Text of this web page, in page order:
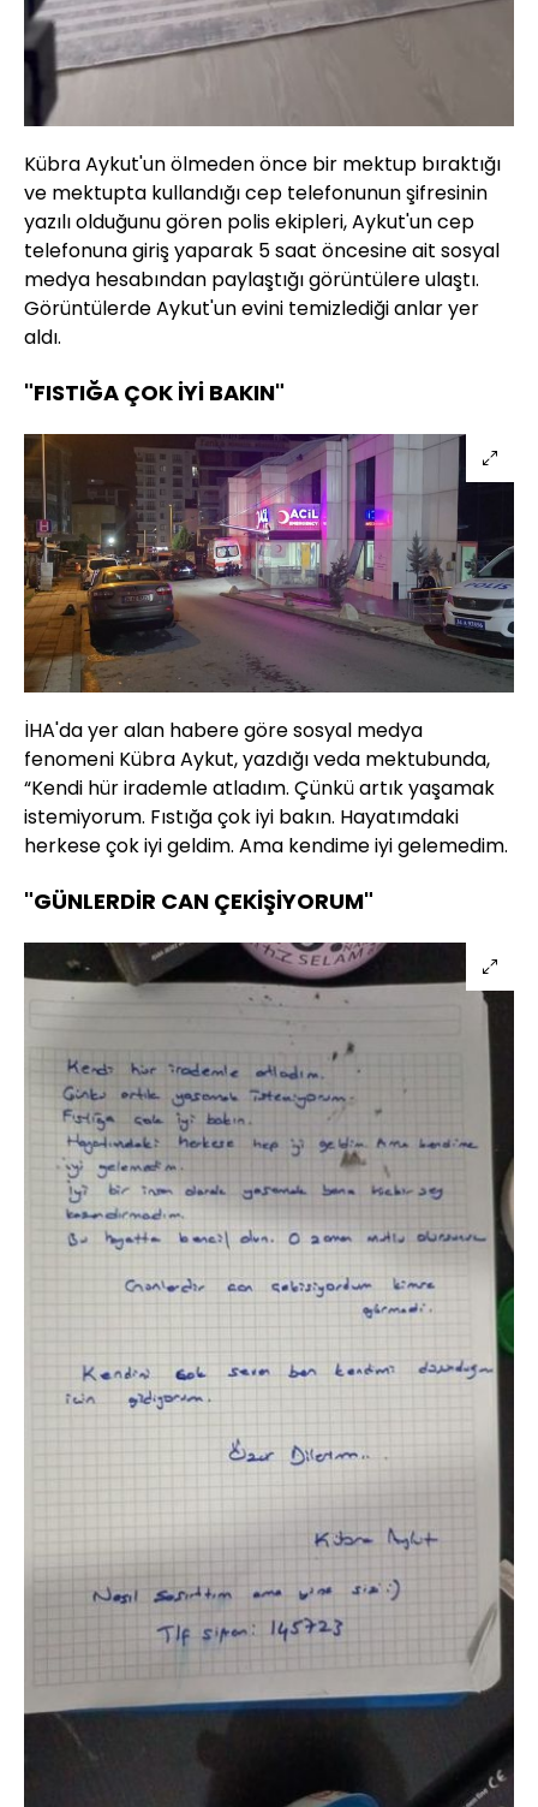
Kübra Aykut'un ölmeden önce bir mektup bıraktığı
ve mektupta kullandığı cep telefonunun şifresinin
yazılı olduğunu gören polis ekipleri, Aykut'un cep
telefonuna giriş yaparak 5 saat öncesine ait sosyal
medya hesabından paylaştığı görüntülere ulaştı.
Görüntülerde Aykut'un evini temizlediği anlar yer
aldı.
"FISTIĞA ÇOK İYİ BAKIN"
İHA'da yer alan habere göre sosyal medya
fenomeni Kübra Aykut, yazdığı veda mektubunda,
“Kendi hür irademle atladım. Çünkü artık yaşamak
istemiyorum. Fıstığa çok iyi bakın. Hayatımdaki
herkese çok iyi geldim. Ama kendime iyi gelemedim.
"GÜNLERDİR CAN ÇEKİŞİYORUM"